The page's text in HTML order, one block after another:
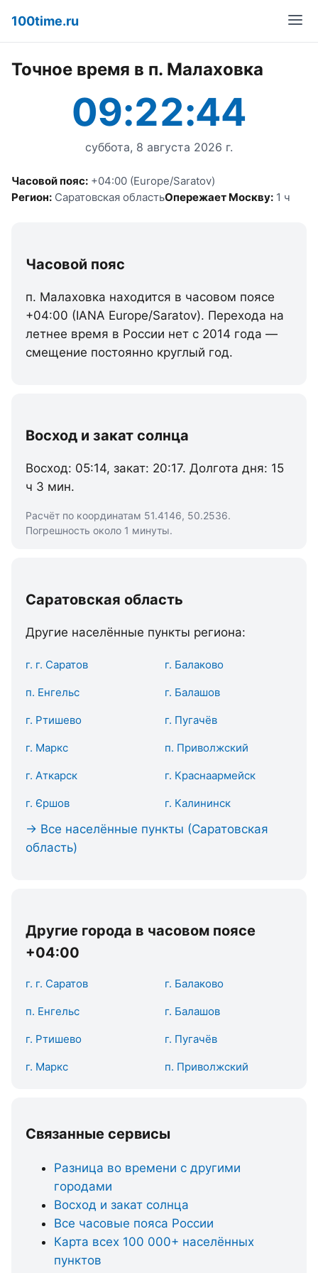
100time.ru
Точное время в п. Малаховка
09:22:44
суббота, 8 августа 2026 г.
Часовой пояс: +04:00 (Europe/Saratov)
Регион: Саратовская областьОпережает Москву: 1 ч
Часовой пояс
п. Малаховка находится в часовом поясе
+04:00 (IANA Europe/Saratov). Перехода на
летнее время в России нет с 2014 года —
смещение постоянно круглый год.
Восход и закат солнца
Восход: 05:14, закат: 20:17. Долгота дня: 15
ч 3 мин.
Расчёт по координатам 51.4146, 50.2536.
Погрешность около 1 минуты.
Саратовская область
Другие населённые пункты региона:
г. г. Саратов г. Балаково
п. Енгельс г. Балашов
г. Ртишево г. Пугачёв
г. Маркс п. Приволжский
г. Аткарск г. Краснаармейск
г. Єршов г. Калининск
→ Все населённые пункты (Саратовская
область)
Другие города в часовом поясе
+04:00
г. г. Саратов г. Балаково
п. Енгельс г. Балашов
г. Ртишево г. Пугачёв
г. Маркс п. Приволжский
Связанные сервисы
Разница во времени с другими
городами
Восход и закат солнца
Все часовые пояса России
Карта всех 100 000+ населённых
пунктов